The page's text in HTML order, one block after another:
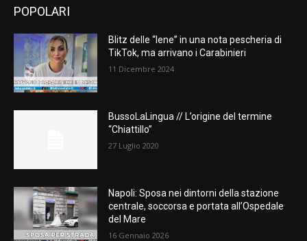
POPOLARI
Blitz delle “Iene” in una nota pescheria di
TikTok, ma arrivano i Carabinieri
11 Dicembre 2024
BussoLaLingua // L’origine del termine
“Chiattillo”
27 Luglio 2020
Napoli: Sposa nei dintorni della stazione
centrale, soccorsa e portata all’Ospedale
del Mare
16 Gennaio 2026